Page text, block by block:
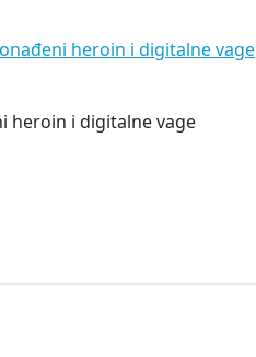
heroin i digitalne vage